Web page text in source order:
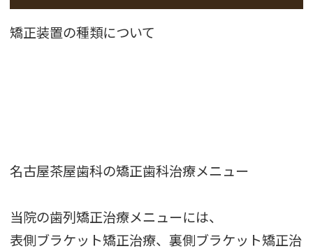
矯正装置の種類について
名古屋茶屋歯科の矯正歯科治療メニュー
当院の歯列矯正治療メニューには、
表側ブラケット矯正治療、裏側ブラケット矯正治